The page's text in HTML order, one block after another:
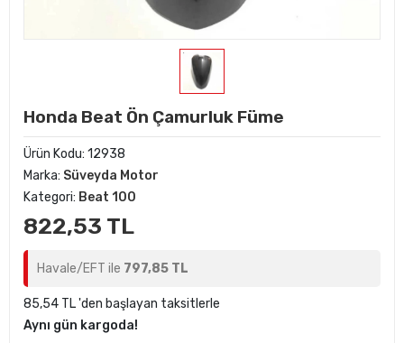
Honda Beat Ön Çamurluk Füme
Ürün Kodu: 12938
Marka: Süveyda Motor
Kategori: Beat 100
822,53 TL
Havale/EFT ile 797,85 TL
85,54 TL 'den başlayan taksitlerle
Aynı gün kargoda!